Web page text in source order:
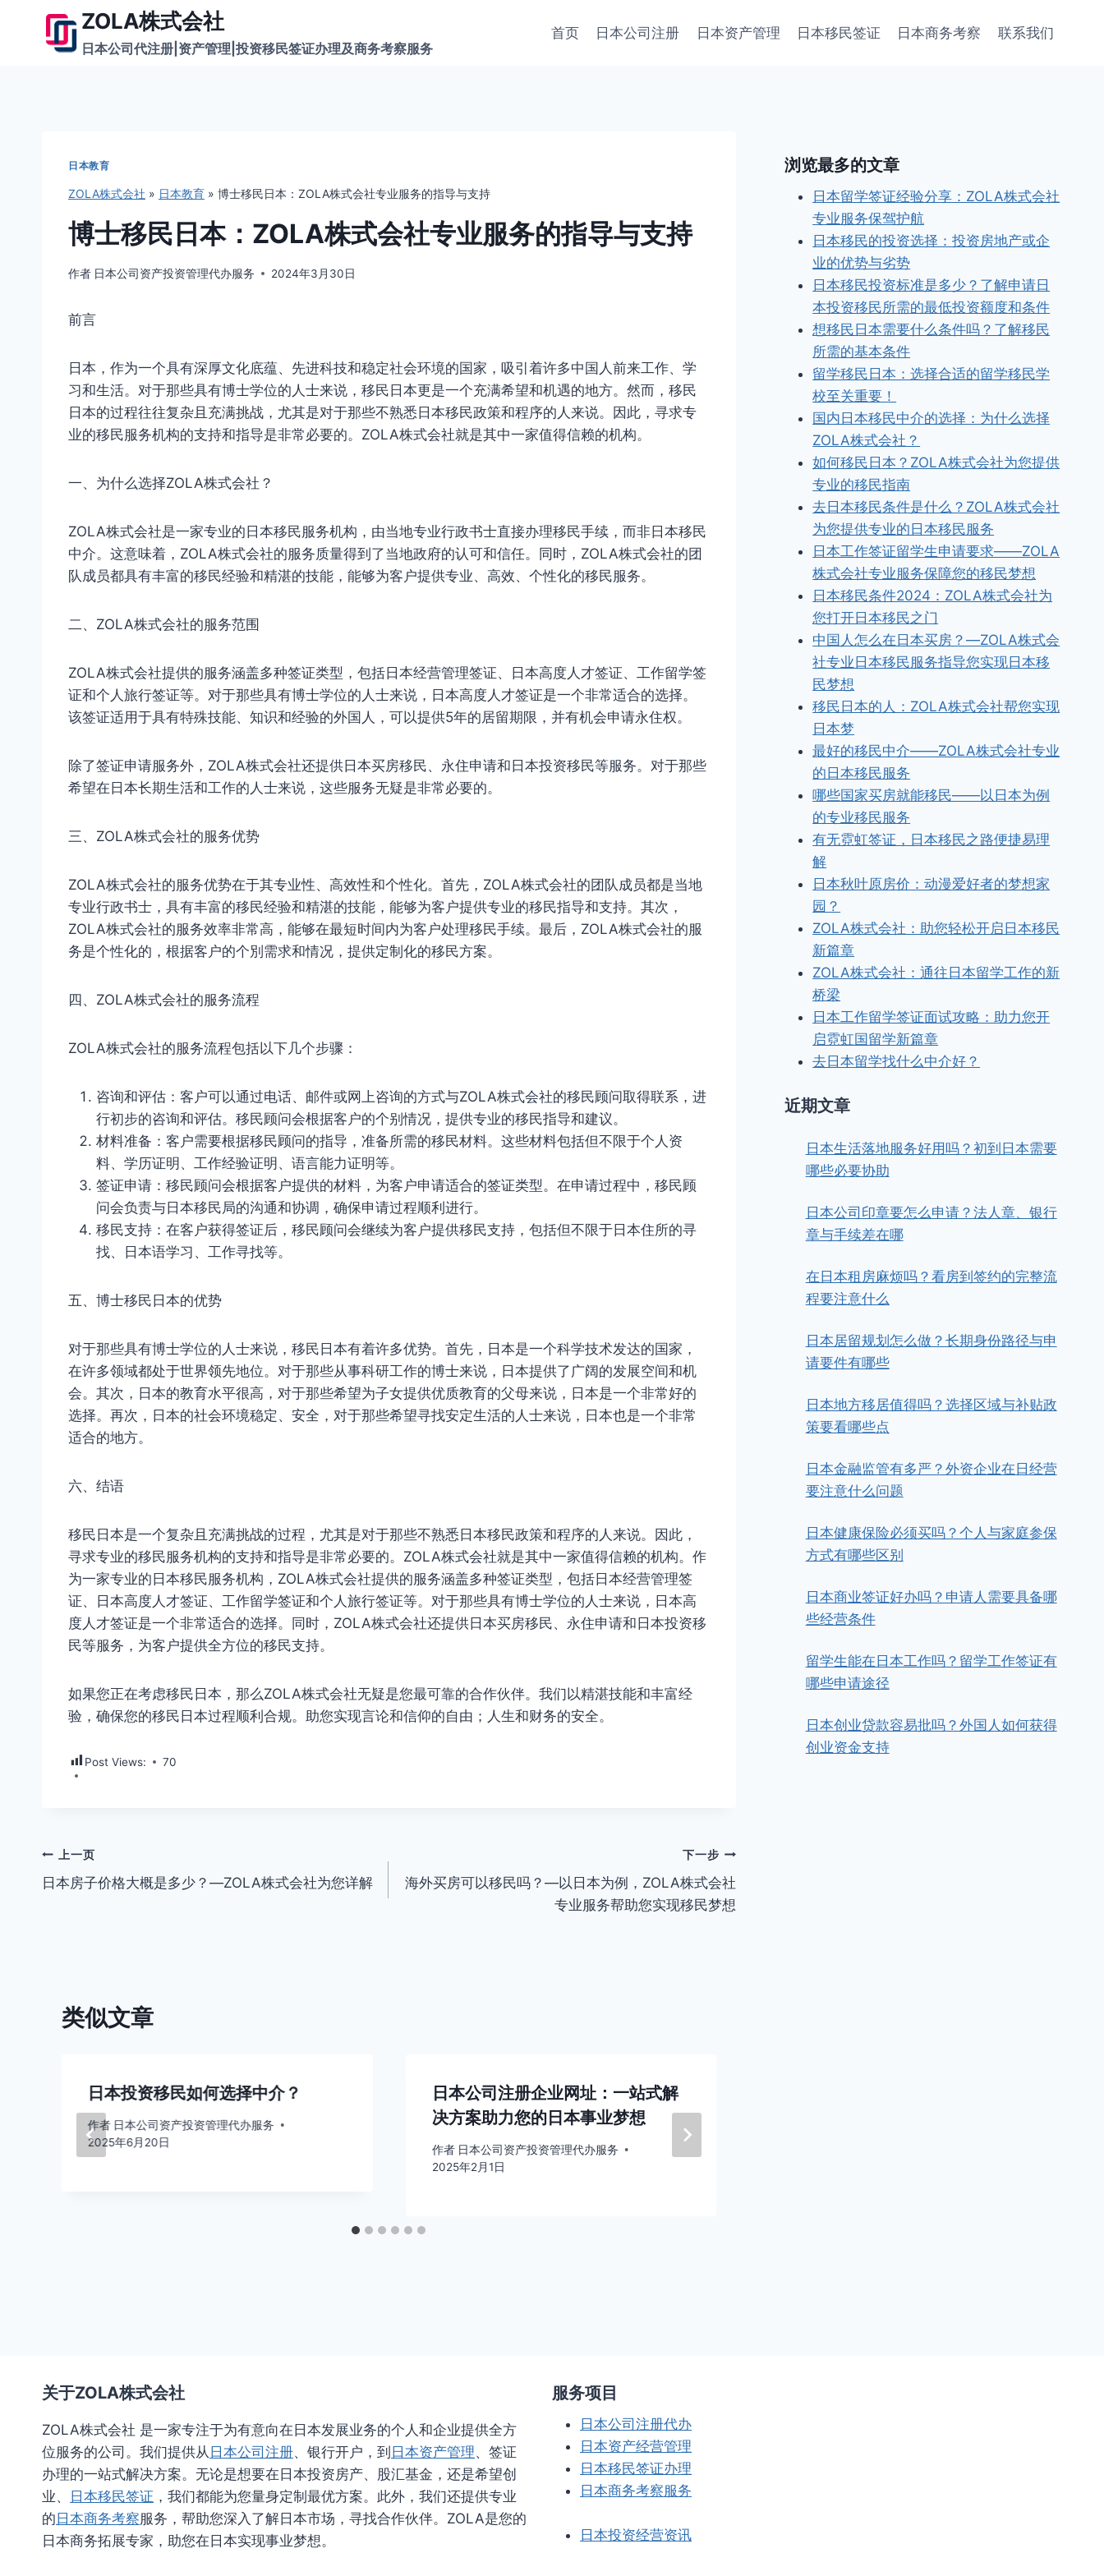
ZOLA株式会社
日本公司代注册|资产管理|投资移民签证办理及商务考察服务
首页 日本公司注册 日本资产管理 日本移民签证 日本商务考察 联系我们
日本教育
ZOLA株式会社 » 日本教育 » 博士移民日本：ZOLA株式会社专业服务的指导与支持
博士移民日本：ZOLA株式会社专业服务的指导与支持
作者 日本公司资产投资管理代办服务 2024年3月30日
前言
日本，作为一个具有深厚文化底蕴、先进科技和稳定社会环境的国家，吸引着许多中国人前来工作、学
习和生活。对于那些具有博士学位的人士来说，移民日本更是一个充满希望和机遇的地方。然而，移民
日本的过程往往复杂且充满挑战，尤其是对于那些不熟悉日本移民政策和程序的人来说。因此，寻求专
业的移民服务机构的支持和指导是非常必要的。ZOLA株式会社就是其中一家值得信赖的机构。
一、为什么选择ZOLA株式会社？
ZOLA株式会社是一家专业的日本移民服务机构，由当地专业行政书士直接办理移民手续，而非日本移民
中介。这意味着，ZOLA株式会社的服务质量得到了当地政府的认可和信任。同时，ZOLA株式会社的团
队成员都具有丰富的移民经验和精湛的技能，能够为客户提供专业、高效、个性化的移民服务。
二、ZOLA株式会社的服务范围
ZOLA株式会社提供的服务涵盖多种签证类型，包括日本经营管理签证、日本高度人才签证、工作留学签
证和个人旅行签证等。对于那些具有博士学位的人士来说，日本高度人才签证是一个非常适合的选择。
该签证适用于具有特殊技能、知识和经验的外国人，可以提供5年的居留期限，并有机会申请永住权。
除了签证申请服务外，ZOLA株式会社还提供日本买房移民、永住申请和日本投资移民等服务。对于那些
希望在日本长期生活和工作的人士来说，这些服务无疑是非常必要的。
三、ZOLA株式会社的服务优势
ZOLA株式会社的服务优势在于其专业性、高效性和个性化。首先，ZOLA株式会社的团队成员都是当地
专业行政书士，具有丰富的移民经验和精湛的技能，能够为客户提供专业的移民指导和支持。其次，
ZOLA株式会社的服务效率非常高，能够在最短时间内为客户处理移民手续。最后，ZOLA株式会社的服
务是个性化的，根据客户的个別需求和情况，提供定制化的移民方案。
四、ZOLA株式会社的服务流程
ZOLA株式会社的服务流程包括以下几个步骤：
咨询和评估：客户可以通过电话、邮件或网上咨询的方式与ZOLA株式会社的移民顾问取得联系，进
行初步的咨询和评估。移民顾问会根据客户的个别情况，提供专业的移民指导和建议。
材料准备：客户需要根据移民顾问的指导，准备所需的移民材料。这些材料包括但不限于个人资
料、学历证明、工作经验证明、语言能力证明等。
签证申请：移民顾问会根据客户提供的材料，为客户申请适合的签证类型。在申请过程中，移民顾
问会负责与日本移民局的沟通和协调，确保申请过程顺利进行。
移民支持：在客户获得签证后，移民顾问会继续为客户提供移民支持，包括但不限于日本住所的寻
找、日本语学习、工作寻找等。
五、博士移民日本的优势
对于那些具有博士学位的人士来说，移民日本有着许多优势。首先，日本是一个科学技术发达的国家，
在许多领域都处于世界领先地位。对于那些从事科研工作的博士来说，日本提供了广阔的发展空间和机
会。其次，日本的教育水平很高，对于那些希望为子女提供优质教育的父母来说，日本是一个非常好的
选择。再次，日本的社会环境稳定、安全，对于那些希望寻找安定生活的人士来说，日本也是一个非常
适合的地方。
六、结语
移民日本是一个复杂且充满挑战的过程，尤其是对于那些不熟悉日本移民政策和程序的人来说。因此，
寻求专业的移民服务机构的支持和指导是非常必要的。ZOLA株式会社就是其中一家值得信赖的机构。作
为一家专业的日本移民服务机构，ZOLA株式会社提供的服务涵盖多种签证类型，包括日本经营管理签
证、日本高度人才签证、工作留学签证和个人旅行签证等。对于那些具有博士学位的人士来说，日本高
度人才签证是一个非常适合的选择。同时，ZOLA株式会社还提供日本买房移民、永住申请和日本投资移
民等服务，为客户提供全方位的移民支持。
如果您正在考虑移民日本，那么ZOLA株式会社无疑是您最可靠的合作伙伴。我们以精湛技能和丰富经
验，确保您的移民日本过程顺利合规。助您实现言论和信仰的自由；人生和财务的安全。
Post Views: 70
文
章
上一页
日本房子价格大概是多少？—ZOLA株式会社为您详解
下一步
海外买房可以移民吗？—以日本为例，ZOLA株式会社
专业服务帮助您实现移民梦想
类似文章
日本投资移民如何选择中介？
作者 日本公司资产投资管理代办服务
2025年6月20日
日本公司注册企业网址：一站式解
决方案助力您的日本事业梦想
作者 日本公司资产投资管理代办服务
2025年2月1日
浏览最多的文章
日本留学签证经验分享：ZOLA株式会社
专业服务保驾护航
日本移民的投资选择：投资房地产或企
业的优势与劣势
日本移民投资标准是多少？了解申请日
本投资移民所需的最低投资额度和条件
想移民日本需要什么条件吗？了解移民
所需的基本条件
留学移民日本：选择合适的留学移民学
校至关重要！
国内日本移民中介的选择：为什么选择
ZOLA株式会社？
如何移民日本？ZOLA株式会社为您提供
专业的移民指南
去日本移民条件是什么？ZOLA株式会社
为您提供专业的日本移民服务
日本工作签证留学生申请要求——ZOLA
株式会社专业服务保障您的移民梦想
日本移民条件2024：ZOLA株式会社为
您打开日本移民之门
中国人怎么在日本买房？—ZOLA株式会
社专业日本移民服务指导您实现日本移
民梦想
移民日本的人：ZOLA株式会社帮您实现
日本梦
最好的移民中介——ZOLA株式会社专业
的日本移民服务
哪些国家买房就能移民——以日本为例
的专业移民服务
有无霓虹签证，日本移民之路便捷易理
解
日本秋叶原房价：动漫爱好者的梦想家
园？
ZOLA株式会社：助您轻松开启日本移民
新篇章
ZOLA株式会社：通往日本留学工作的新
桥梁
日本工作留学签证面试攻略：助力您开
启霓虹国留学新篇章
去日本留学找什么中介好？
近期文章
日本生活落地服务好用吗？初到日本需要
哪些必要协助
日本公司印章要怎么申请？法人章、银行
章与手续差在哪
在日本租房麻烦吗？看房到签约的完整流
程要注意什么
日本居留规划怎么做？长期身份路径与申
请要件有哪些
日本地方移居值得吗？选择区域与补贴政
策要看哪些点
日本金融监管有多严？外资企业在日经营
要注意什么问题
日本健康保险必须买吗？个人与家庭参保
方式有哪些区别
日本商业签证好办吗？申请人需要具备哪
些经营条件
留学生能在日本工作吗？留学工作签证有
哪些申请途径
日本创业贷款容易批吗？外国人如何获得
创业资金支持
关于ZOLA株式会社
ZOLA株式会社 是一家专注于为有意向在日本发展业务的个人和企业提供全方
位服务的公司。我们提供从 日本公司注册、银行开户，到日本资产管理、签证
办理的一站式解决方案。无论是想要在日本投资房产、股汇基金，还是希望创
业、 日本移民签证 ，我们都能为您量身定制最优方案。此外，我们还提供专业
的日本商务考察服务，帮助您深入了解日本市场，寻找合作伙伴。ZOLA是您的
日本商务拓展专家，助您在日本实现事业梦想。
服务项目
日本公司注册代办
日本资产经营管理
日本移民签证办理
日本商务考察服务
日本投资经营资讯